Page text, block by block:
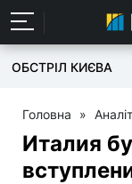
ОБСТРІЛ КИЄВА
Головна »
Италия